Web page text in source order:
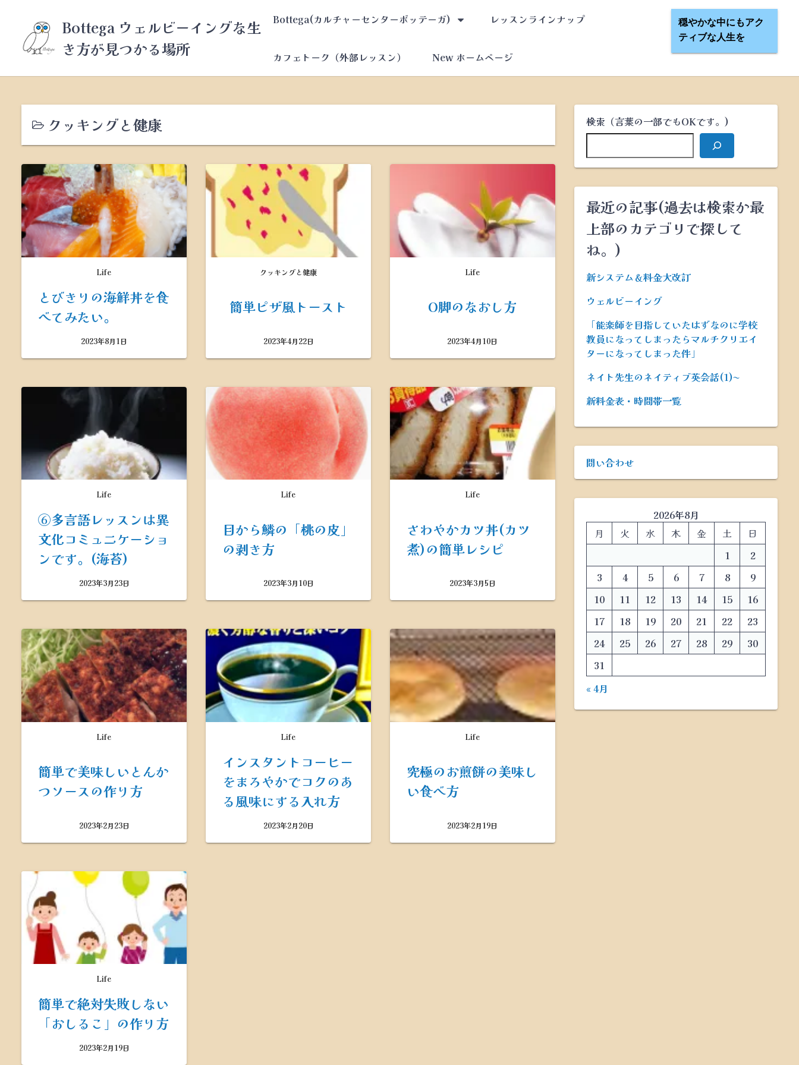
へ
Bottega ウェルビーイングな生
き方が見つかる場所
Bottega(カルチャーセンターボッテーガ)
メ
ー
を
く
メ
ー
メ
ニ
を
開
く
メ
ニ
ュ
く
ー
く
レッスンラインナップ
カフェトーク（外部レッスン） New ホームページ
穏やかな中にもアク
ティブな人生を
クッキングと健康
Life
とびきりの海鮮丼を食
べてみたい。
2023年8月1日
クッキングと健康
簡単ピザ風トースト
2023年4月22日
Life
O脚のなおし方
2023年4月10日
Life
⑥多言語レッスンは異
文化コミュニケーショ
ンです。(海苔)
2023年3月23日
Life
目から鱗の「桃の皮」
の剥き方
2023年3月10日
Life
さわやかカツ丼(カツ
煮)の簡単レシピ
2023年3月5日
Life
簡単で美味しいとんか
つソースの作り方
2023年2月23日
Life
インスタントコーヒー
をまろやかでコクのあ
る風味にする入れ方
2023年2月20日
Life
究極のお煎餅の美味し
い食べ方
2023年2月19日
Life
簡単で絶対失敗しない
「おしるこ」の作り方
2023年2月19日
検索（言葉の一部でもOKです。)
最近の記事(過去は検索か最
上部のカテゴリで探して
ね。)
新システム＆料金大改訂
ウェルビーイング
「能楽師を目指していたはずなのに学校
教員になってしまったらマルチクリエイ
ターになってしまった件」
ネイト先生のネイティブ英会話(1)〜
新料金表・時間帯一覧
問い合わせ
2026年8月
月
火 水 木 金 土
日
1
2
3
4 5 6 7 8
9
10
11 12 13 14 15
16
17
18 19 20 21 22
23
24
25 26 27 28 29
30
31
« 4月